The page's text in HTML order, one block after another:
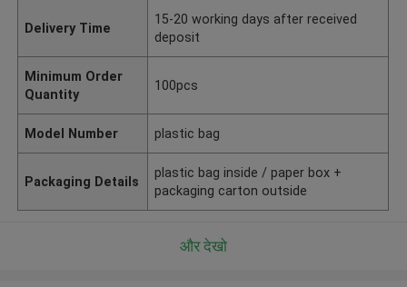
Delivery Time
15-20 working days after received
deposit
Minimum Order
Quantity
100pcs
Model Number plastic bag
Packaging Details
plastic bag inside / paper box +
packaging carton outside
और देखो